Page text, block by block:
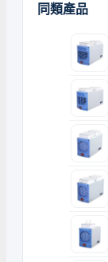
同類產品